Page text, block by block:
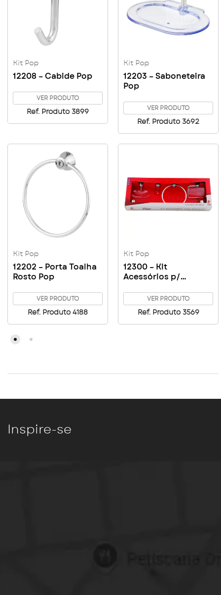
Kit Pop
12208 – Cabide Pop
VER PRODUTO
Ref. Produto 3899
Kit Pop
12203 – Saboneteira
Pop
VER PRODUTO
Ref. Produto 3692
Kit Pop
12202 – Porta Toalha
Rosto Pop
VER PRODUTO
Ref. Produto 4188
Kit Pop
12300 – Kit
Acessórios p/
PeçasVER PRODUTO
Ref. Produto 3569
Inspire-se